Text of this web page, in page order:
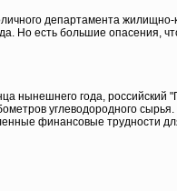
департамента жилищно-
Но есть большие опасения,
нынешнего года, российский
углеводородного
финансовые трудности